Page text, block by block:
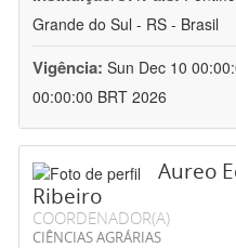
Grande do Sul - RS - Brasil
Vigência: Sun Dec 10
00:00:00 BRT 2026
Aureo
Ribeiro
COORDENADOR(A)
CIÊNCIAS AGRÁRIAS